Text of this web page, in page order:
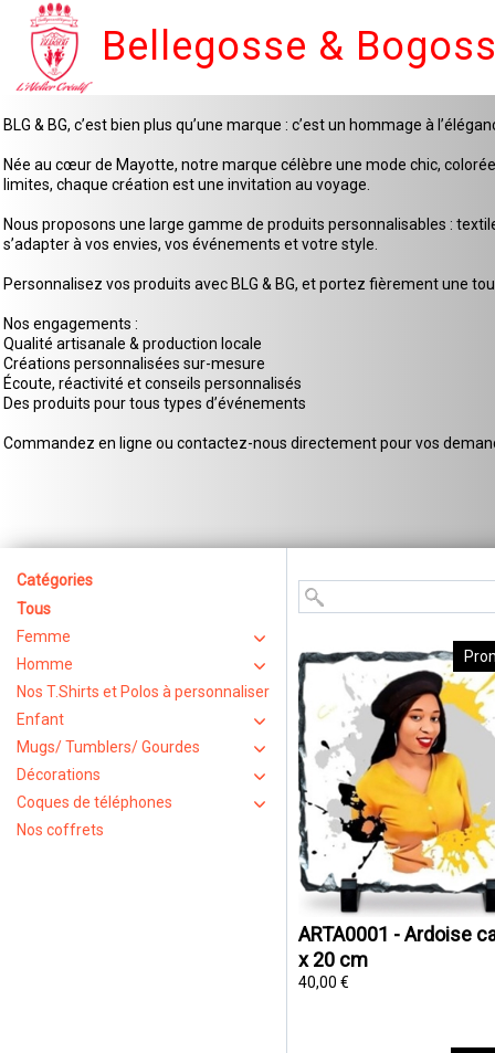
Bellegosse &
BLG & BG, c’est bien plus qu’une marque : c’est un hommage à
Née au cœur de Mayotte, notre marque célèbre une mode chic,
limites, chaque création est une invitation au voyage.
Nous proposons une large gamme de produits personnalisables :
s’adapter à vos envies, vos événements et votre style.
Personnalisez vos produits avec BLG & BG, et portez fièrement une
Nos engagements :
Qualité artisanale & production locale
Créations personnalisées sur-mesure
Écoute, réactivité et conseils personnalisés
Des produits pour tous types d’événements
Commandez en ligne ou contactez-nous directement pour vos
Catégories
Tous
Femme
Homme
Nos T.Shirts et Polos à personnaliser
Enfant
Mugs/ Tumblers/ Gourdes
Décorations
Coques de téléphones
Nos coffrets
ARTA0001 - Ardoise
x 20 cm
40,00 €